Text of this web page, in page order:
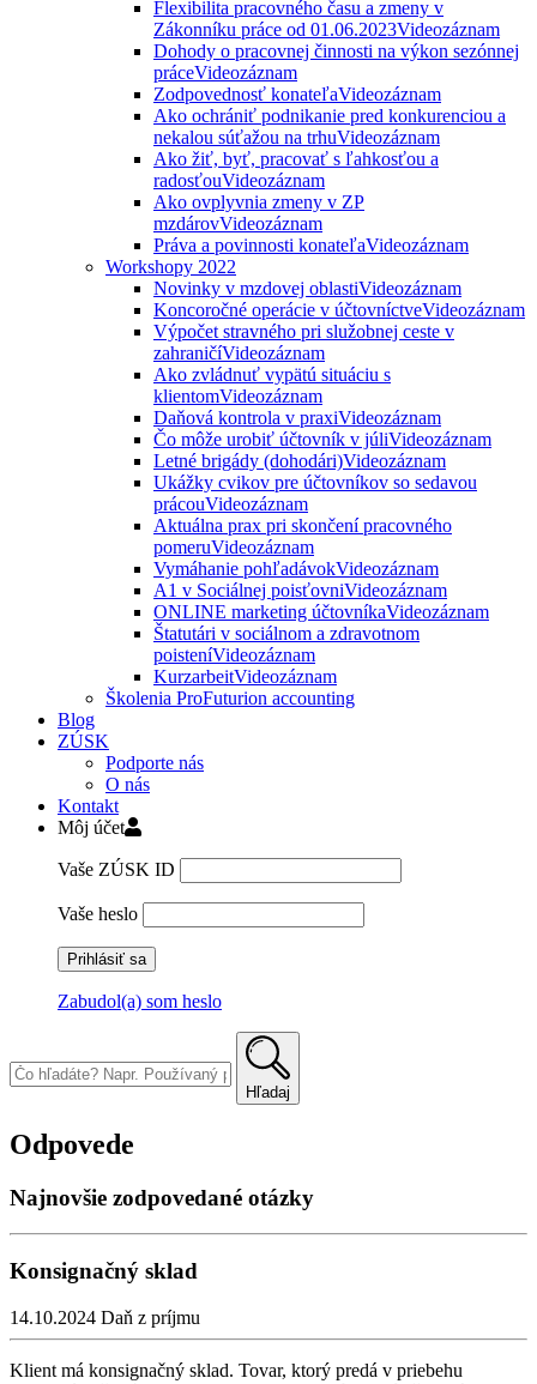
Flexibilita pracovného času a zmeny v
Zákonníku práce od 01.06.2023Videozáznam
Dohody o pracovnej činnosti na výkon sezónnej
práceVideozáznam
Zodpovednosť konateľaVideozáznam
Ako ochrániť podnikanie pred konkurenciou a
nekalou súťažou na trhuVideozáznam
Ako žiť, byť, pracovať s ľahkosťou a
radosťouVideozáznam
Ako ovplyvnia zmeny v ZP
mzdárovVideozáznam
Práva a povinnosti konateľaVideozáznam
Workshopy 2022
Novinky v mzdovej oblastiVideozáznam
Koncoročné operácie v účtovníctveVideozáznam
Výpočet stravného pri služobnej ceste v
zahraničíVideozáznam
Ako zvládnuť vypätú situáciu s
klientomVideozáznam
Daňová kontrola v praxiVideozáznam
Čo môže urobiť účtovník v júliVideozáznam
Letné brigády (dohodári)Videozáznam
Ukážky cvikov pre účtovníkov so sedavou
prácouVideozáznam
Aktuálna prax pri skončení pracovného
pomeruVideozáznam
Vymáhanie pohľadávokVideozáznam
A1 v Sociálnej poisťovniVideozáznam
ONLINE marketing účtovníkaVideozáznam
Štatutári v sociálnom a zdravotnom
poisteníVideozáznam
KurzarbeitVideozáznam
Školenia ProFuturion accounting
Blog
ZÚSK
Podporte nás
O nás
Kontakt
Môj účet
Vaše ZÚSK ID
Vaše heslo
Zabudol(a) som heslo
to
content
Hľadaj
Odpovede
Najnovšie zodpovedané otázky
Konsignačný sklad
14.10.2024 Daň z príjmu
Klient má konsignačný sklad. Tovar, ktorý predá v priebehu